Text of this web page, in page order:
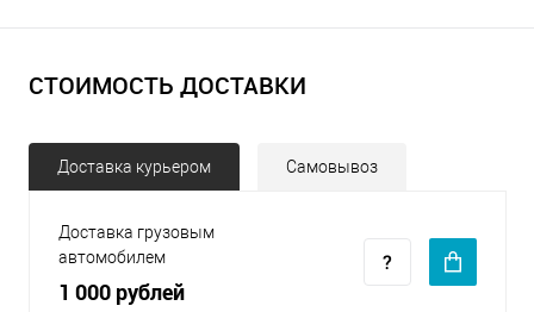
СТОИМОСТЬ ДОСТАВКИ
Доставка курьером Самовывоз
Доставка грузовым
автомобилем
1 000 рублей